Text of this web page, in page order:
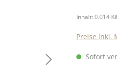
Inhalt: 0.014
Preise inkl.
Sofort